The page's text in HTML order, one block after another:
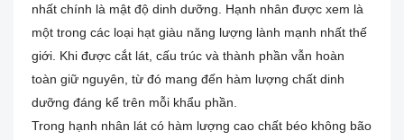
nhất chính là mật độ dinh dưỡng. Hạnh nhân được xem là
một trong các loại hạt giàu năng lượng lành mạnh nhất thế
giới. Khi được cắt lát, cấu trúc và thành phần vẫn hoàn
toàn giữ nguyên, từ đó mang đến hàm lượng chất dinh
dưỡng đáng kể trên mỗi khẩu phần.
Trong hạnh nhân lát có hàm lượng cao chất béo không bão